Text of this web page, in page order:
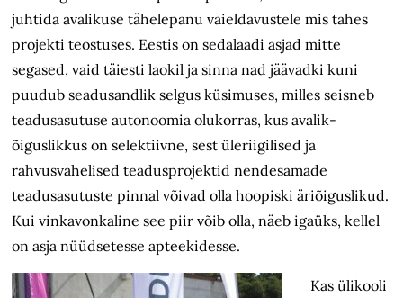
juhtida avalikuse tähelepanu vaieldavustele mis tahes
projekti teostuses. Eestis on sedalaadi asjad mitte
segased, vaid täiesti laokil ja sinna nad jäävadki kuni
puudub seadusandlik selgus küsimuses, milles seisneb
teadusasutuse autonoomia olukorras, kus avalik-
õiguslikkus on selektiivne, sest üleriigilised ja
rahvusvahelised teadusprojektid nendesamade
teadusasutuste pinnal võivad olla hoopiski äriõiguslikud.
Kui vinkavonkaline see piir võib olla, näeb igaüks, kellel
on asja nüüdsetesse apteekidesse.
Kas ülikooli